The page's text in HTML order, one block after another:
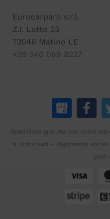
Eurocarparo s.r.l.
Z.I. Lotto 23
73046 Matino LE
+39 340 069 8227
Spedizione gratuita per ordini
e rimborsati – Pagamento
post